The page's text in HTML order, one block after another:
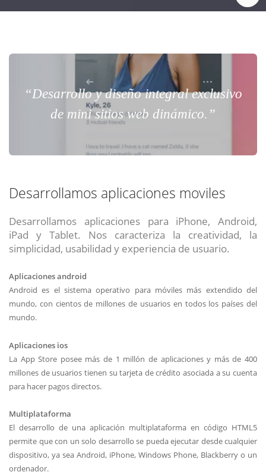
“Desarrollo y diseño integral exclusivo
de mini sitios web dinámico.”
Desarrollamos aplicaciones moviles
Desarrollamos aplicaciones para iPhone, Android,
iPad y Tablet. Nos caracteriza la creatividad, la
simplicidad, usabilidad y experiencia de usuario.
Aplicaciones android
Android es el sistema operativo para móviles más extendido del
mundo, con cientos de millones de usuarios en todos los países del
mundo.
Aplicaciones ios
La App Store posee más de 1 millón de aplicaciones y más de 400
millones de usuarios tienen su tarjeta de crédito asociada a su cuenta
para hacer pagos directos.
Multiplataforma
El desarrollo de una aplicación multiplataforma en código HTML5
permite que con un solo desarrollo se pueda ejecutar desde cualquier
dispositivo, ya sea Android, iPhone, Windows Phone, Blackberry o un
ordenador.